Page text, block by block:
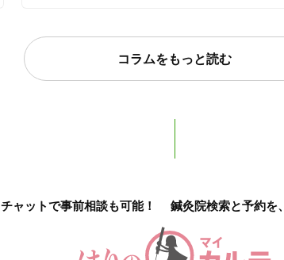
コラムをもっと読む
チャットで事前相談も可能！ 鍼灸院検索と予約を